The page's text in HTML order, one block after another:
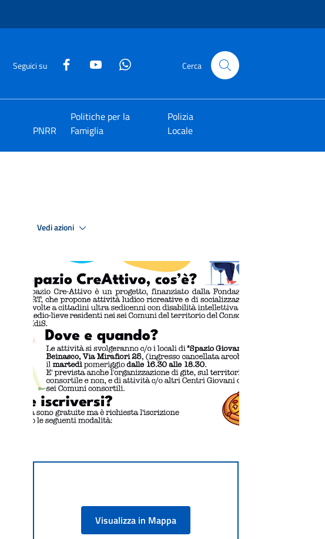
Seguici su Cerca
PNRR
Politiche per la
Famiglia
Polizia
Locale
Vedi azioni
Visualizza in Mappa